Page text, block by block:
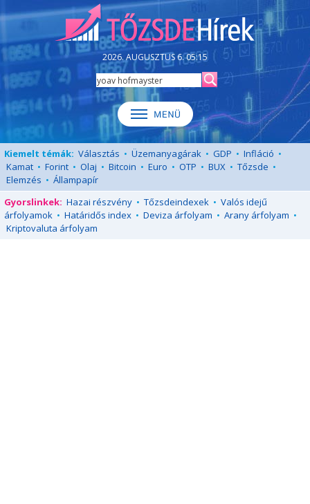
2026. AUGUSZTUS 6. 05:15
Kiemelt témák: Választás • Üzemanyagárak • GDP • Infláció •
Kamat • Forint • Olaj • Bitcoin • Euro • OTP • BUX • Tőzsde •
Elemzés • Állampapír
Gyorslinkek: Hazai részvény • Tőzsdeindexek • Valós idejű
árfolyamok • Határidős index • Deviza árfolyam • Arany árfolyam •
Kriptovaluta árfolyam